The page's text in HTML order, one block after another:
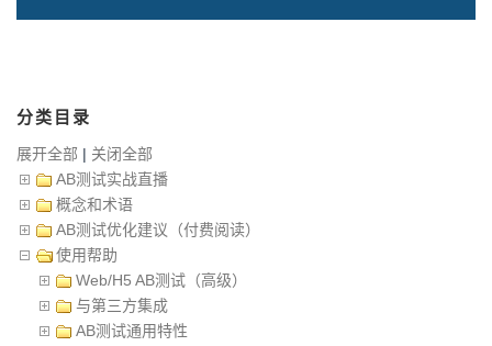
分类目录
展开全部 | 关闭全部
AB测试实战直播
概念和术语
AB测试优化建议（付费阅读）
使用帮助
Web/H5 AB测试（高级）
与第三方集成
AB测试通用特性